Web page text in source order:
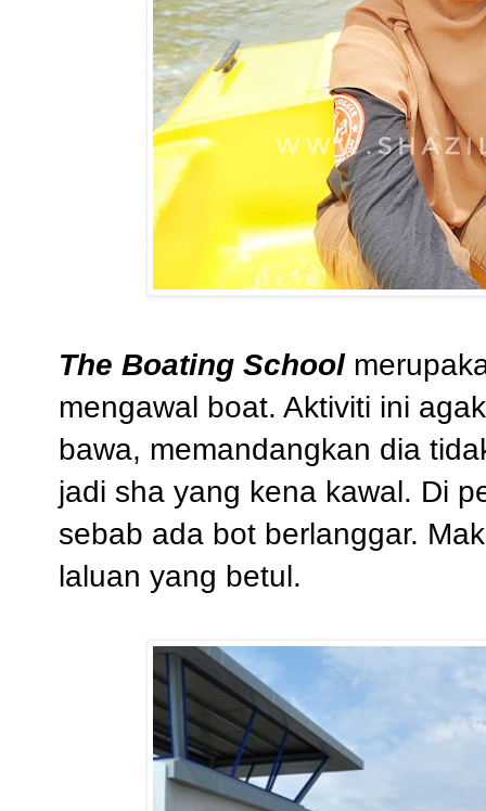
The Boating School
mengawal boat. Aktiviti ini
bawa, memandangkan dia
jadi sha yang kena kawal. Di
sebab ada bot berlanggar.
laluan yang betul.